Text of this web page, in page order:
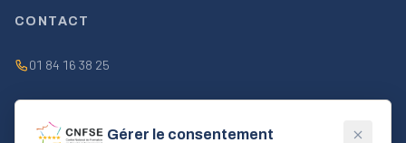
CONTACT
01 84 16 38 25
Gérer le consentement